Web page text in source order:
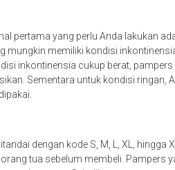
pertama yang perlu Anda lakukan
mungkin memiliki kondisi
inkontinensia cukup berat,
Sementara untuk kondisi ringan,
dengan kode S, M, L, XL, hingga
tua sebelum membeli. Pampers